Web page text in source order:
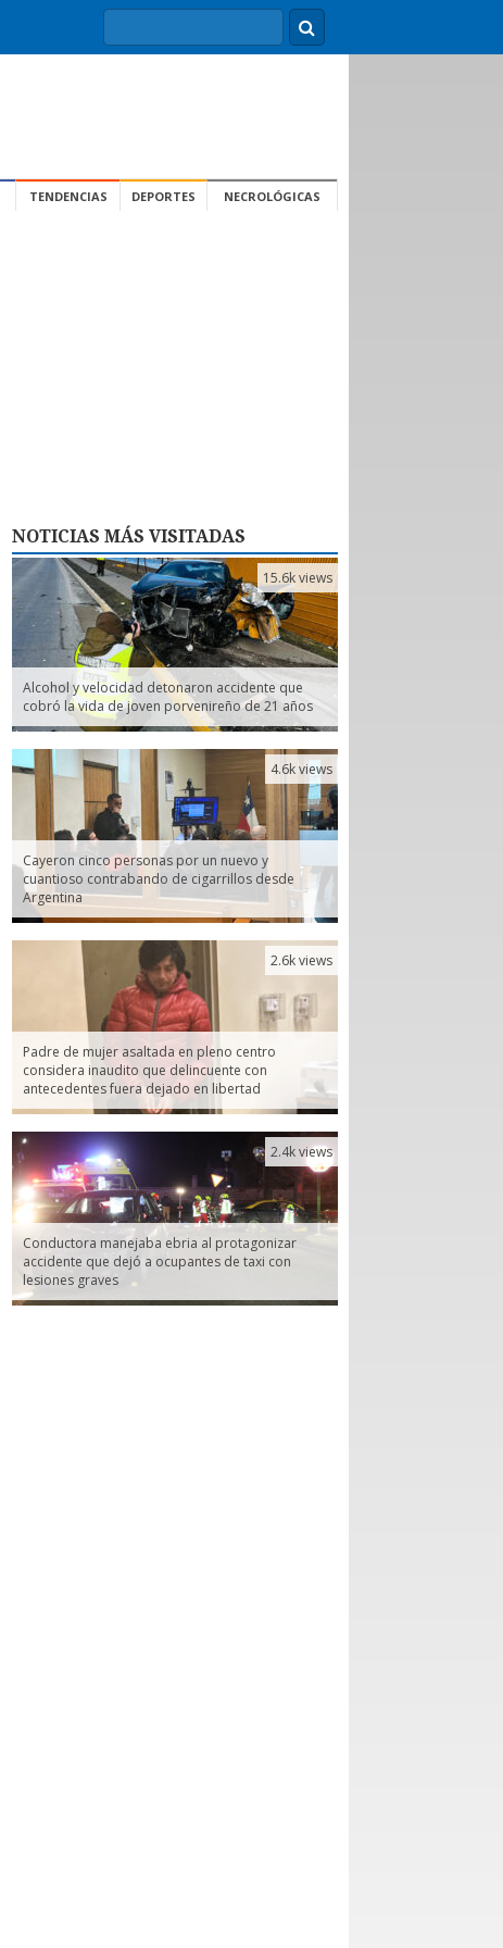
TENDENCIAS DEPORTES NECROLÓGICAS
NOTICIAS MÁS VISITADAS
Alcohol y velocidad detonaron accidente que
cobró la vida de joven porvenireño de 21 años
15.6k views
Cayeron cinco personas por un nuevo y
cuantioso contrabando de cigarrillos desde
Argentina
4.6k views
Padre de mujer asaltada en pleno centro
considera inaudito que delincuente con
antecedentes fuera dejado en libertad
2.6k views
Conductora manejaba ebria al protagonizar
accidente que dejó a ocupantes de taxi con
lesiones graves
2.4k views